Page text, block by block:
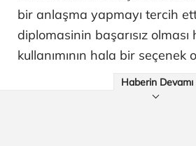
bir anlaşma yapmayı tercih
diplomasinin başarısız
kullanımının hala bir seçenek
Haberin Devamı